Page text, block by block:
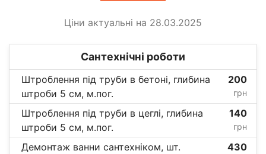
Ціни актуальні на 28.03.2025
Сантехнічні роботи
Штроблення під труби в бетоні, глибина
штроби 5 см, м.пог.
200
грн
Штроблення під труби в цеглі, глибина
штроби 5 см, м.пог.
140
грн
Демонтаж ванни сантехніком, шт. 430